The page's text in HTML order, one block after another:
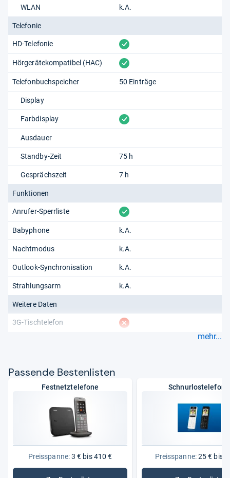
WLAN k.A.
Telefonie
HD-Telefonie vorhanden
Hörgerätekompatibel (HAC) vorhanden
Telefonbuchspeicher 50 Einträge
Display
Farbdisplay vorhanden
Ausdauer
Standby-Zeit 75 h
Gesprächszeit 7 h
Funktionen
Anrufer-Sperrliste vorhanden
Babyphone k.A.
Nachtmodus k.A.
Outlook-Synchronisation k.A.
Strahlungsarm k.A.
Weitere Daten
3G-Tischtelefon fehlt
mehr...
Pas­sende Bes­ten­lis­ten
Festnetztelefone
Preisspanne:3 € bis 410 €
Schnurlostelefone
Preisspanne:25 € bis